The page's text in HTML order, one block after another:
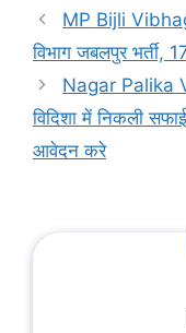
MP Bijli
विभाग जबलपुर भर्ती,
Nagar Palika
विदिशा में निकली
आवेदन करे